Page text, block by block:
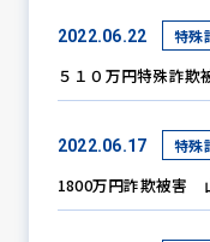
防
2022.06.22 特殊
５１０万円特殊詐
2022.06.17 特殊
1800万円詐欺被害